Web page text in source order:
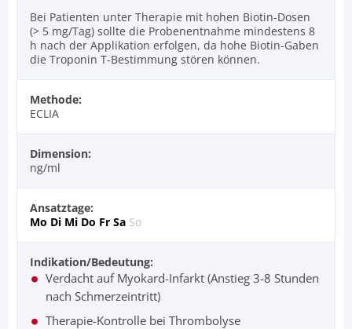
Bei Patienten unter Therapie mit hohen Biotin-Dosen
(> 5 mg/Tag) sollte die Probenentnahme mindestens 8
h nach der Applikation erfolgen, da hohe Biotin-Gaben
die Troponin T-Bestimmung stören können.
Methode:
ECLIA
Dimension:
ng/ml
Ansatztage:
Mo Di Mi Do Fr Sa So
Indikation/Bedeutung:
Verdacht auf Myokard-Infarkt (Anstieg 3-8 Stunden
nach Schmerzeintritt)
Therapie-Kontrolle bei Thrombolyse